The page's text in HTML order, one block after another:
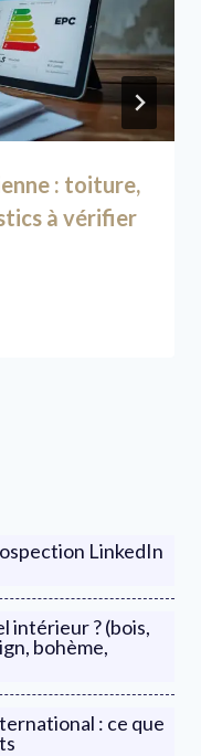
: toiture,
à vérifier
LinkedIn
intérieur ? (bois,
bohème,
: ce que